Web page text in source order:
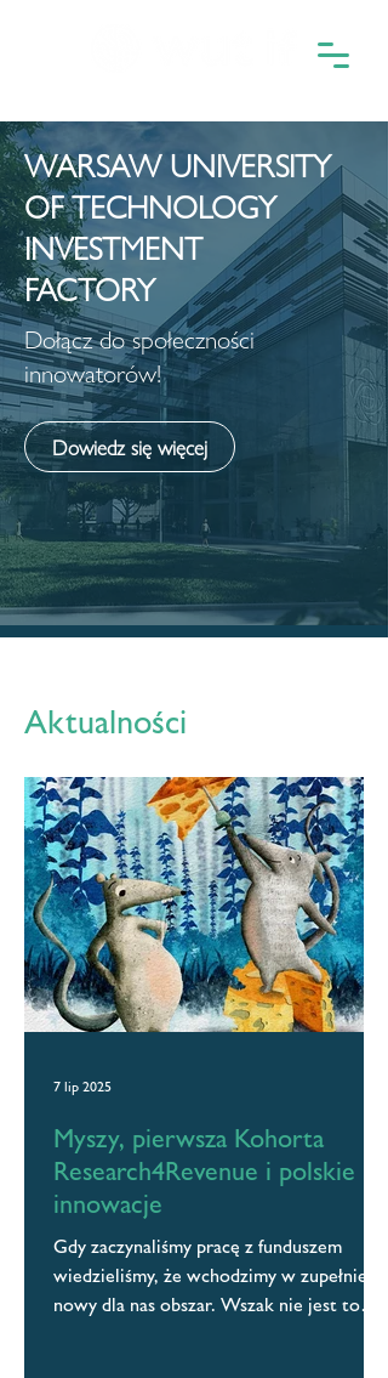
WARSAW UNIVERSITY
OF TECHNOLOGY
INVESTMENT
FACTORY
Dołącz do społeczności
innowatorów!
Dowiedz się więcej
Aktualności
Myszy, pierwsza Kohorta
Research4Revenue i polskie
innowacje
Gdy zaczynaliśmy pracę z funduszem
wiedzieliśmy, że wchodzimy w zupełnie
nowy dla nas obszar. Wszak nie jest to
7 lip 2025